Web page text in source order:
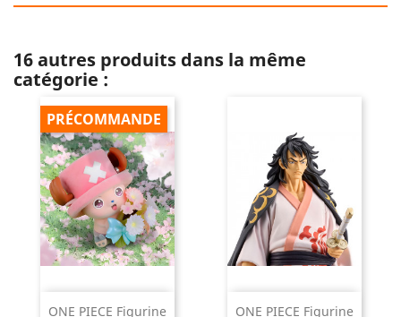
16 autres produits dans la même
catégorie :
ONE PIECE Figurine
PRÉCOMMANDE
ONE PIECE Figurine